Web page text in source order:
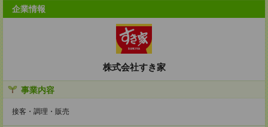
企業情報
株式会社すき家
事業内容
接客・調理・販売